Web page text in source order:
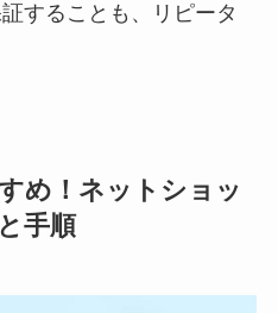
することも、リピータ
め！ネットショッ
手順